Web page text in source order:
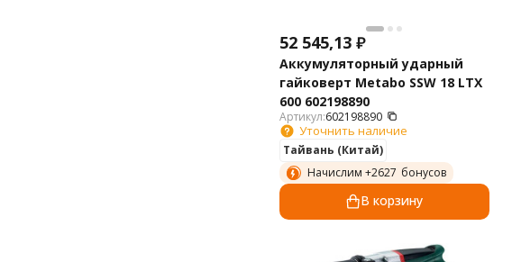
52 545,13 ₽
Аккумуляторный ударный
гайковерт Metabo SSW 18 LTX
600 602198890
Артикул:602198890
Уточнить наличие
Тайвань (Китай)
Начислим +2627 бонусов
В корзину